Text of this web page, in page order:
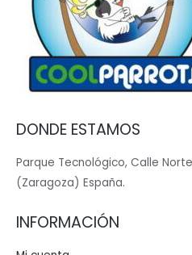
DONDE ESTAMOS
Parque Tecnológico, Calle
(Zaragoza) España.
INFORMACIÓN